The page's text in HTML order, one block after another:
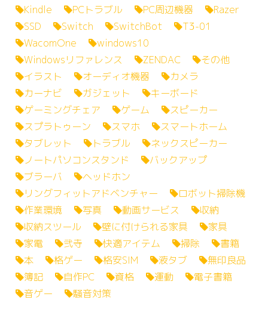
Kindle
PCトラブル PC周辺機器
Razer
SSD
Switch SwitchBot
T3-01
WacomOne
windows10
Windowsリファレンス
ZENDAC
その他
イラスト
オーディオ機器
カメラ
カーナビ
ガジェット
キーボード
ゲーミングチェア
ゲーム
スピーカー
スプラトゥーン
スマホ
スマートホーム
タブレット
トラブル
ネックスピーカー
ノートパソコンスタンド
バックアップ
ブラーバ
ヘッドホン
リングフィットアドベンチャー
ロボット掃除機
作業環境
写真 動画サービス
収納
収納スツール
壁に付けられる家具
家具
家電
弐寺 快適アイテム 掃除
書籍
本
格ゲー 格安SIM 液タブ
無印良品
簿記
自作PC 資格 運動
電子書籍
音ゲー
騒音対策